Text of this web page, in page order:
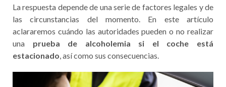
La respuesta depende de una serie de factores legales y de
las circunstancias del momento. En este artículo
aclararemos cuándo las autoridades pueden o no realizar
una prueba de alcoholemia si el coche está
estacionado, así como sus consecuencias.